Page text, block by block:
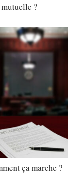
?
ça marche ?